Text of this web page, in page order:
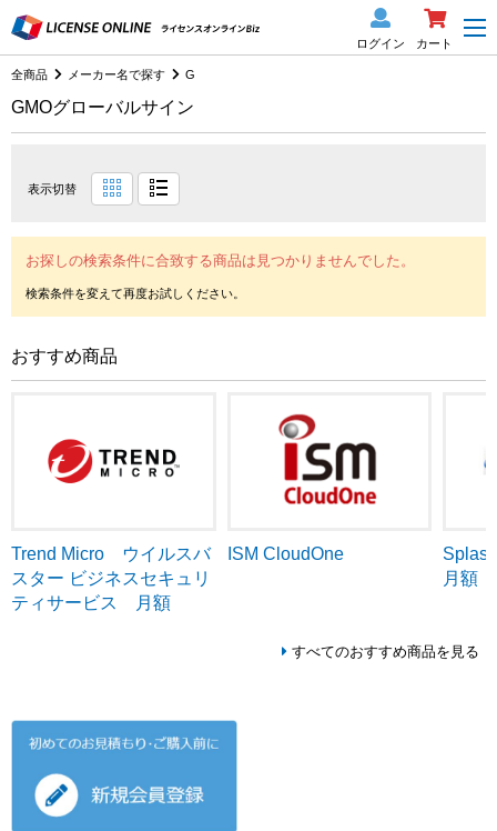
ログイン カート
全商品 メーカー名で探す G
GMOグローバルサイン
表示切替
お探しの検索条件に合致する商品は見つかりませんでした。
おすすめ商品
Trend Micro ウイルスバ
スター ビジネスセキュリ
ティサービス 月額
ISM CloudOne
月額
すべてのおすすめ商品を見る